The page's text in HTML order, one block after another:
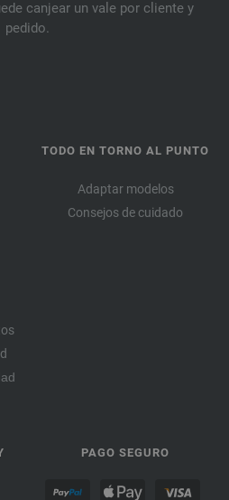
canjear un vale por cliente y
pedido.
TODO EN TORNO AL PUNTO
Adaptar modelos
Consejos de cuidado
PAGO SEGURO